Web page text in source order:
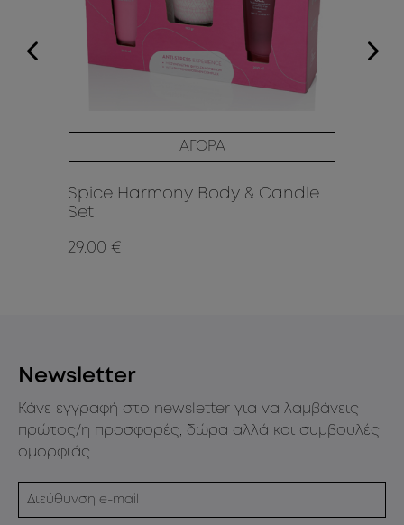
ΑΓΟΡΑ
Spice Harmony Body & Candle
Set
29.00 €
Newsletter
Κάνε εγγραφή στο newsletter για να λαμβάνεις
πρώτος/η προσφορές, δώρα αλλά και συμβουλές
ομορφιάς.